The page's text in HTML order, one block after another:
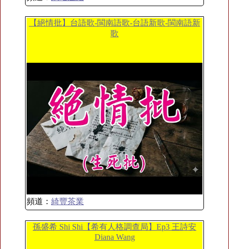
【絕情批】台語歌-閩南語歌-台語新歌-閩南語新
歌
頻道： 綺豐茶業
孫盛希 Shi Shi【希有人格調查局】Ep3 王詩安
Diana Wang